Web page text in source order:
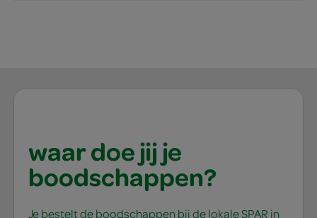
waar doe jij je
boodschappen?
Je bestelt de boodschappen bij de lokale SPAR in